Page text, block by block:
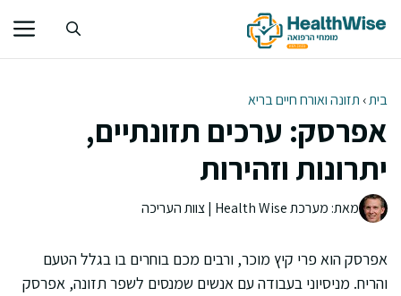
לתוכן
בית› תזונה ואורח חיים בריא
אפרסק: ערכים תזונתיים,
יתרונות וזהירות
מאת: מערכת Health Wise | צוות העריכה
אפרסק הוא פרי קיץ מוכר, ורבים מכם בוחרים בו בגלל הטעם
והריח. מניסיוני בעבודה עם אנשים שמנסים לשפר תזונה, אפרסק